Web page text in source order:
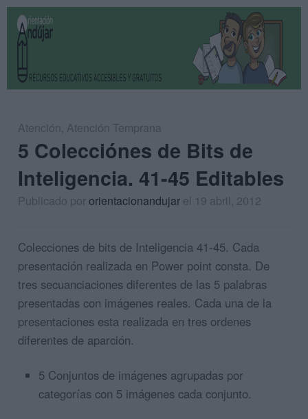
Atención, Atención Temprana
5 Colecciónes de Bits de
Inteligencia. 41-45 Editables
Publicado pororientacionandujar el 19 abril, 2012
Colecciones de bits de Inteligencia 41-45. Cada
presentación realizada en Power point consta. De
tres secuanciaciones diferentes de las 5 palabras
presentadas con imágenes reales. Cada una de la
presentaciones esta realizada en tres ordenes
diferentes de aparción.
5 Conjuntos de imágenes agrupadas por
categorías con 5 imágenes cada conjunto.